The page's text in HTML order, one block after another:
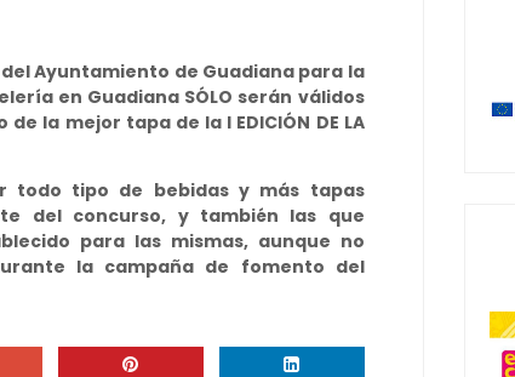
Ayuntamiento de Guadiana para la
en Guadiana SÓLO serán válidos
de la mejor tapa de la I EDICIÓN DE LA
todo tipo de bebidas y más tapas
del concurso, y también las que
para las mismas, aunque no
la campaña de fomento del